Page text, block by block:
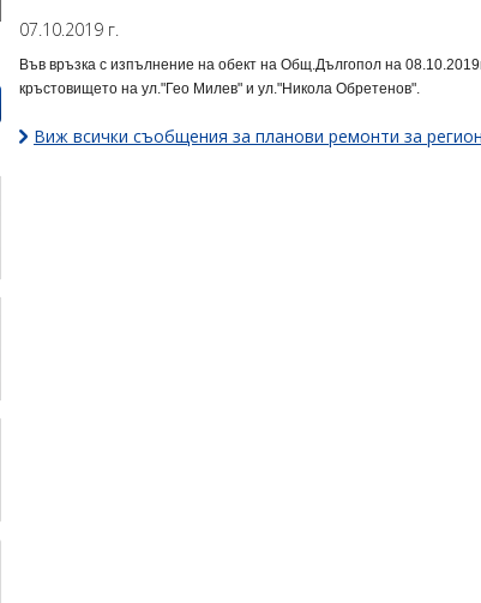
07.10.2019 г.
Във връзка с изпълнение на обект на Общ.Дългопол на
кръстовището на ул."Гео Милев" и ул."Никола Обретенов".
Виж всички съобщения за планови ремонти за